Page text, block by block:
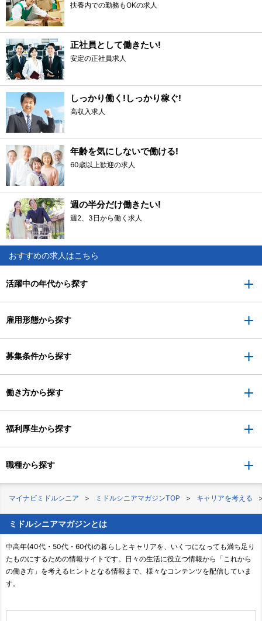
扶養内での勤務もOKの求人
正社員として働きたい!
安定の正社員求人
しっかり働く!しっかり稼ぐ!
高収入求人
年齢を気にしないで働ける!
60歳以上歓迎の求人
週の半分だけ働きたい!
週2、3日から働く求人
おすすめの求人はこちら
活躍中の年代から探す
雇用形態から探す
募集条件から探す
働き方から探す
福利厚生から探す
職種から探す
マイナビミドルシニア ミドルシニアマガジンTOP キャリアを考える
ミドルシニアマガジンとは
中高年(40代・50代・60代)の暮らしとキャリアを、いくつになっても満ち足り
たものにするための情報サイトです。日々の生活に役立つ情報から「これから
の働き方」を考えるヒントとなる情報まで、様々なコンテンツを配信していま
す。